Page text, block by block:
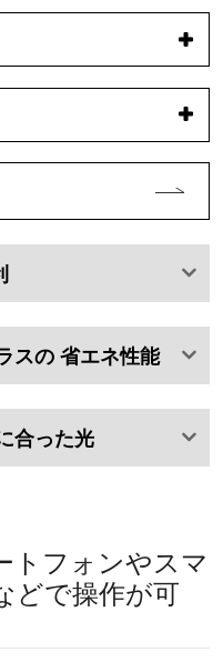
スの省エネ性能
合った光
トフォンやスマ
どで操作が可